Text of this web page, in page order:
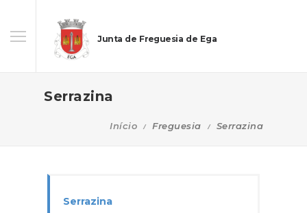
Junta de Freguesia de Ega
Serrazina
Início Freguesia Serrazina
Serrazina